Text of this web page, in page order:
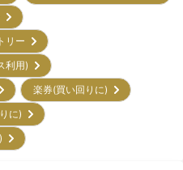
リー
利用)
楽券(買い回りに)
りに)
)